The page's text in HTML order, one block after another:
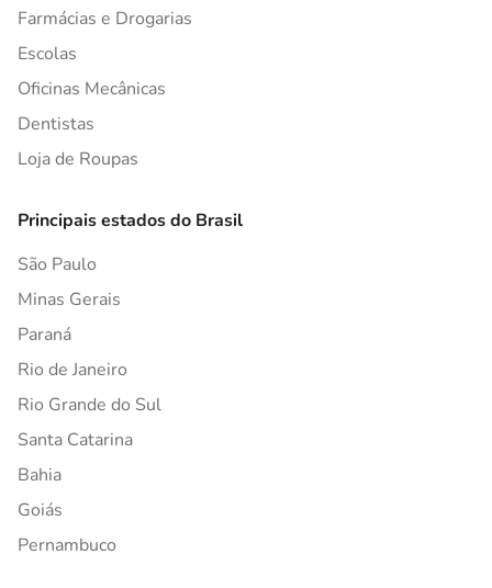
Farmácias e Drogarias
Escolas
Oficinas Mecânicas
Dentistas
Loja de Roupas
Principais estados do Brasil
São Paulo
Minas Gerais
Paraná
Rio de Janeiro
Rio Grande do Sul
Santa Catarina
Bahia
Goiás
Pernambuco